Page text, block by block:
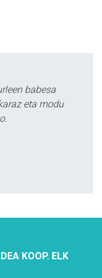
babesa
eta modu
KOOP. ELK